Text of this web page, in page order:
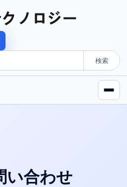
検索
い合わせ